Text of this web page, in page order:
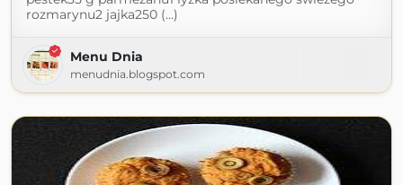
rozmarynu2 jajka250 (...)
Menu Dnia
menudnia.blogspot.com